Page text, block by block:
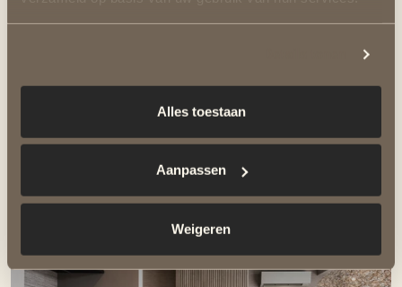
Alles toestaan
Aanpassen
Weigeren